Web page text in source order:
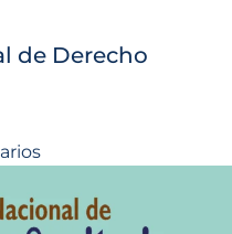
de Derecho